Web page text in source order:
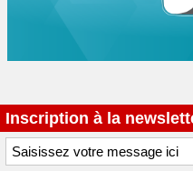
Inscription à la